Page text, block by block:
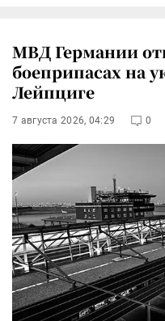
МВД Германии
боеприпасах на
Лейпциге
7 августа 2026, 04:29 0